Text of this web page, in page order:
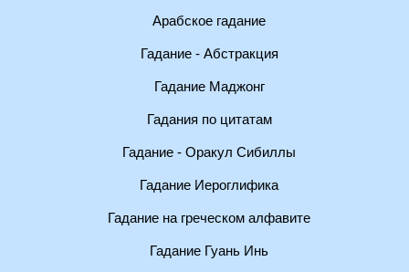
Арабское гадание
Гадание - Абстракция
Гадание Маджонг
Гадания по цитатам
Гадание - Оракул Сибиллы
Гадание Иероглифика
Гадание на греческом алфавите
Гадание Гуань Инь